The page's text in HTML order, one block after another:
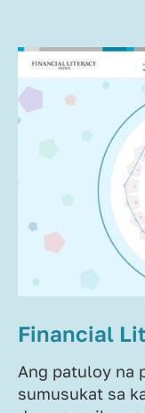
Financial
Ang patuloy na
sumusukat sa